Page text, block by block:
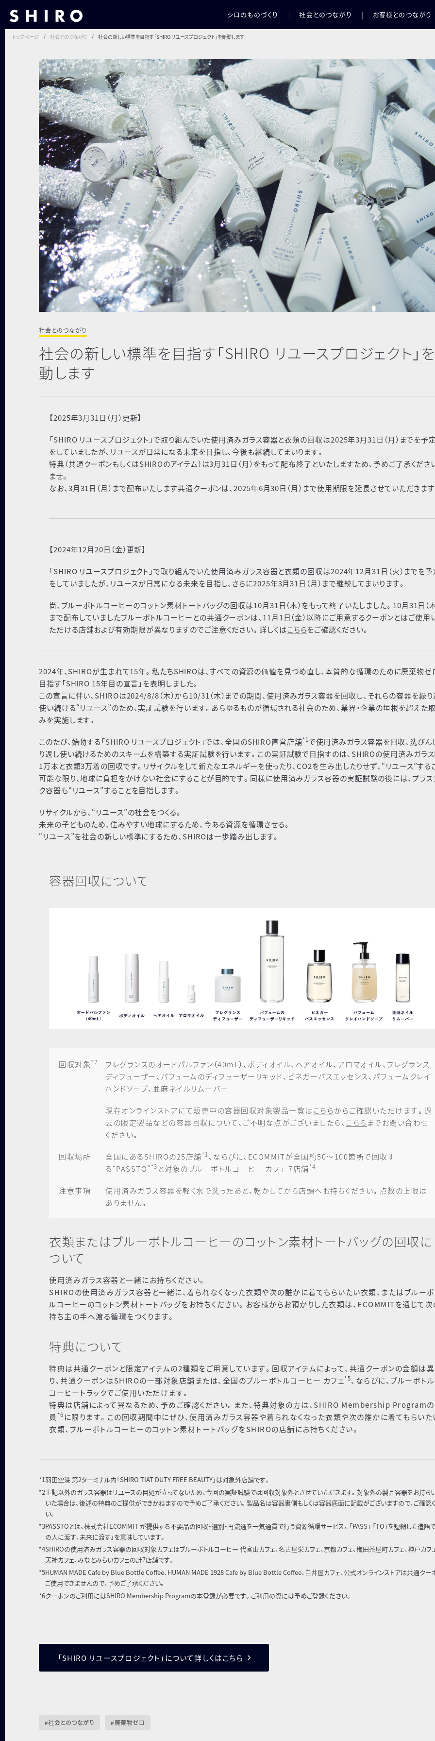
シロのものづくり 社会とのつながり お客様とのつながり
トップページ 社会とのつながり 社会の新しい標準を目指す「SHIRO リユースプロジェクト」を始動します
社会の新しい標準を目指す「SHIRO リユースプロジェクト」
動します
社会とのつながり
【2025年3月31日（月）更新】
「SHIRO リユースプロジェクト」で取り組んでいた使用済みガラス容器と衣類の回収は2025年3月31日（月）までを予
をしていましたが、リユースが日常になる未来を目指し、今後も継続してまいります。
特典（共通クーポンもしくはSHIROのアイテム）は3月31日（月）をもって配布終了といたしますため、予めご了承くださ
ませ。
なお、3月31日（月）まで配布いたします共通クーポンは、2025年6月30日（月）まで使用期限を延長させていただきま
【2024年12月20日（金）更新】
「SHIRO リユースプロジェクト」で取り組んでいた使用済みガラス容器と衣類の回収は2024年12月31日（火）までを
をしていましたが、リユースが日常になる未来を目指し、さらに2025年3月31日（月）まで継続してまいります。
尚、ブルーボトルコーヒーのコットン素材トートバッグの回収は10月31日（木）をもって終了いたしました。10月31日（
まで配布していましたブルーボトルコーヒーとの共通クーポンは、11月1日（金）以降にご用意するクーポンとはご使用
ただける店舗および有効期限が異なりますのでご注意ください。詳しくはこちらをご確認ください。
2024年、SHIROが生まれて15年。私たちSHIROは、すべての資源の価値を見つめ直し、本質的な循環のために廃棄物ゼ
目指す「SHIRO 15年目の宣言」を表明しました。
この宣言に伴い、SHIROは2024/8/8（木）から10/31（木）までの期間、使用済みガラス容器を回収し、それらの容器を繰
使い続ける“リユース”のため、実証試験を行います。あらゆるものが循環される社会のため、業界・企業の垣根を超えた
みを実施します。
このたび、始動する「SHIRO リユースプロジェクト」では、全国のSHIRO直営店舗*1で使用済みガラス容器を回収、洗びん
り返し使い続けるためのスキームを構築する実証試験を行います。この実証試験で目指すのは、SHIROの使用済みガラ
1万本と衣類3万着の回収です。リサイクルをして新たなエネルギーを使ったり、CO2を生み出したりせず、“リユース”する
可能な限り、地球に負担をかけない社会にすることが目的です。同様に使用済みガラス容器の実証試験の後には、プラス
ク容器も“リユース”することを目指します。
リサイクルから、“リユース”の社会をつくる。
未来の子どものため、住みやすい地球にするため、今ある資源を循環させる。
“リユース”を社会の新しい標準にするため、SHIROは一歩踏み出します。
容器回収について
回収対象*2
フレグランスのオードパルファン（40mL）、ボディオイル、ヘアオイル、アロマオイル、フレグランス
ディフューザー、パフュームのディフューザーリキッド、ビネガーバスエッセンス、パフュームクレイ
ハンドソープ、亜麻ネイルリムーバー
現在オンラインストアにて販売中の容器回収対象製品一覧は こちらからご確認いただけます。過
去の限定製品などの容器回収について、ご不明な点がございましたら、 こちら までお問い合わせ
ください。
回収場所 全国にあるSHIROの25店舗*1 、ならびに、ECOMMITが全国約50～100箇所で回収す
る“PASSTO”*3 と対象のブルーボトルコーヒー カフェ 7店舗*4
注意事項
使用済みガラス容器を軽く水で洗ったあと、乾かしてから店頭へお持ちください。点数の上限は
ありません。
衣類またはブルーボトルコーヒーのコットン素材トートバッグの回収に
ついて
使用済みガラス容器と一緒にお持ちください。
SHIROの使用済みガラス容器と一緒に、着られなくなった衣類や次の誰かに着てもらいたい衣類、またはブルー
ルコーヒーのコットン素材トートバッグをお持ちください。お客様からお預かりした衣類は、ECOMMITを通じて次
持ち主の手へ渡る循環をつくります。
特典について
特典は共通クーポンと限定アイテムの2種類をご用意しています。回収アイテムによって、共通クーポンの金額は
り、共通クーポンはSHIROの一部対象店舗または、全国のブルーボトルコーヒー カフェ*5、ならびに、ブルーボトル
コーヒートラックでご使用いただけます。
特典は店舗によって異なるため、予めご確認ください。また、特典対象の方は、SHIRO Membership Program
員 *6 に限ります。この回収期間中にぜひ、使用済みガラス容器や着られなくなった衣類や次の誰かに着てもらいた
衣類、ブルーボトルコーヒーのコットン素材トートバッグをSHIROの店舗にお持ちください。
*1羽田空港 第2ターミナル内「SHIRO TIAT DUTY FREE BEAUTY」は対象外店舗です。
*2 上記以外のガラス容器はリユースの目処が立ってないため、今回の実証試験では回収対象外とさせていただきます。対象外の製品容器をお持ち
いた場合は、後述の特典のご提供ができかねますので予めご了承ください。製品名は容器裏側もしくは容器底面に記載がございますので、ご確認
い。
*3PASSTOとは、株式会社ECOMMIT が提供する不要品の回収・選別・再流通を一気通貫で行う資源循環サービス。「PASS」 「TO」を短縮した造語で
の人に渡す、未来に渡す」を意味しています。
*4SHIROの使用済みガラス容器の回収対象カフェはブルーボトルコーヒー 代官山カフェ、名古屋栄カフェ、京都カフェ、梅田茶屋町カフェ、神戸カフ
天神カフェ、みなとみらいカフェの計7店舗です。
*5HUMAN MADE Cafe by Blue Bottle Coffee、HUMAN MADE 1928 Cafe by Blue Bottle Coffee、白井屋カフェ、公式オンラインストアは共通クー
ご使用できませんので、予めご了承ください。
*6クーポンのご利用にはSHIRO Membership Programの本登録が必要です。ご利用の際には予めご登録ください。
「SHIRO リユースプロジェクト」について詳しくはこちら
#社会とのつながり #廃棄物ゼロ